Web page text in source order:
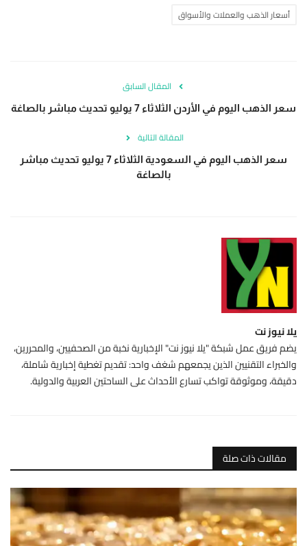
أسعار الذهب والعملات والأسواق
المقال السابق
سعر الذهب اليوم في الأردن الثلاثاء 7 يوليو تحديث مباشر بالصاغة
المقالة التالية
سعر الذهب اليوم في السعودية الثلاثاء 7 يوليو تحديث مباشر
بالصاغة
يلا نيوز نت
يضم فريق عمل شبكة "يلا نيوز نت" الإخبارية نخبة من الصحفيين، والمحررين،
والخبراء التقنيين الذين يجمعهم شغف واحد: تقديم تغطية إخبارية شاملة،
دقيقة، وموثوقة تواكب تسارع الأحداث على الساحتين العربية والدولية.
مقالات ذات صلة